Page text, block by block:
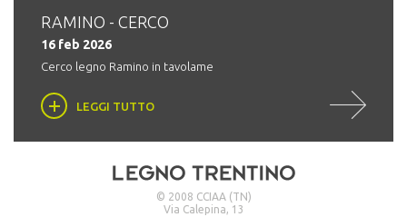
RAMINO - CERCO
16 feb 2026
Cerco legno Ramino in tavolame
LEGGI TUTTO
© 2008 CCIAA (TN)
Via Calepina, 13